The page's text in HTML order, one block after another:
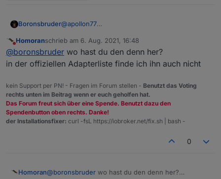
Boronsbruder@apollon77
Finde den Adapter aber nicht mehr bei GitHUB,
also kein Issue?
Nicht stören
Homoranschrieb am 6. Aug. 2021, 16:48
zuletzt editiert von
@boronsbruder wo hast du den denn her?
in der offiziellen Adapterliste finde ich ihn auch nicht
kein Support per PN! - Fragen im Forum stellen - Benutzt das Voting
rechts unten im Beitrag wenn er euch geholfen hat.
Das Forum freut sich über eine Spende. Benutzt dazu den
Spendenbutton oben rechts. Danke!
der Installationsfixer: curl -fsL https://iobroker.net/fix.sh | bash -
0
Homoran@boronsbruder wo hast du den denn her?